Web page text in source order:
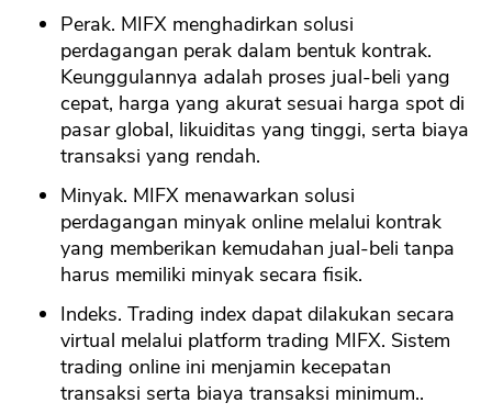
Perak. MIFX menghadirkan solusi
perdagangan perak dalam bentuk kontrak.
Keunggulannya adalah proses jual-beli yang
cepat, harga yang akurat sesuai harga spot di
pasar global, likuiditas yang tinggi, serta biaya
transaksi yang rendah.
Minyak. MIFX menawarkan solusi
perdagangan minyak online melalui kontrak
yang memberikan kemudahan jual-beli tanpa
harus memiliki minyak secara fisik.
Indeks. Trading index dapat dilakukan secara
virtual melalui platform trading MIFX. Sistem
trading online ini menjamin kecepatan
transaksi serta biaya transaksi minimum..